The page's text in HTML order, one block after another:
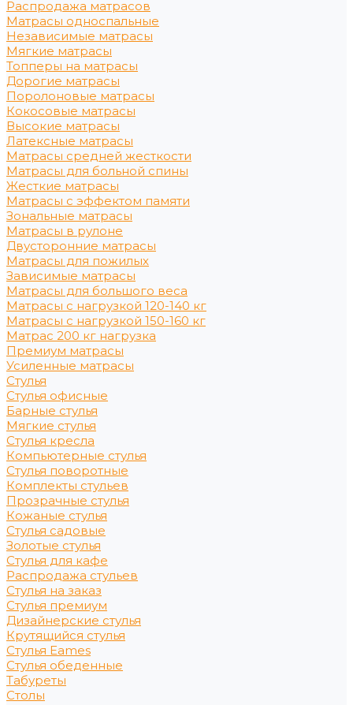
Распродажа матрасов
Матрасы односпальные
Независимые матрасы
Мягкие матрасы
Топперы на матрасы
Дорогие матрасы
Поролоновые матрасы
Кокосовые матрасы
Высокие матрасы
Латексные матрасы
Матрасы средней жесткости
Матрасы для больной спины
Жесткие матрасы
Матрасы с эффектом памяти
Зональные матрасы
Матрасы в рулоне
Двусторонние матрасы
Матрасы для пожилых
Зависимые матрасы
Матрасы для большого веса
Матрасы с нагрузкой 120-140 кг
Матрасы с нагрузкой 150-160 кг
Матрас 200 кг нагрузка
Премиум матрасы
Усиленные матрасы
Стулья
Стулья офисные
Барные стулья
Мягкие стулья
Стулья кресла
Компьютерные стулья
Стулья поворотные
Комплекты стульев
Прозрачные стулья
Кожаные стулья
Стулья садовые
Золотые стулья
Стулья для кафе
Распродажа стульев
Стулья на заказ
Стулья премиум
Дизайнерские стулья
Крутящийся стулья
Стулья Eames
Стулья обеденные
Табуреты
Столы